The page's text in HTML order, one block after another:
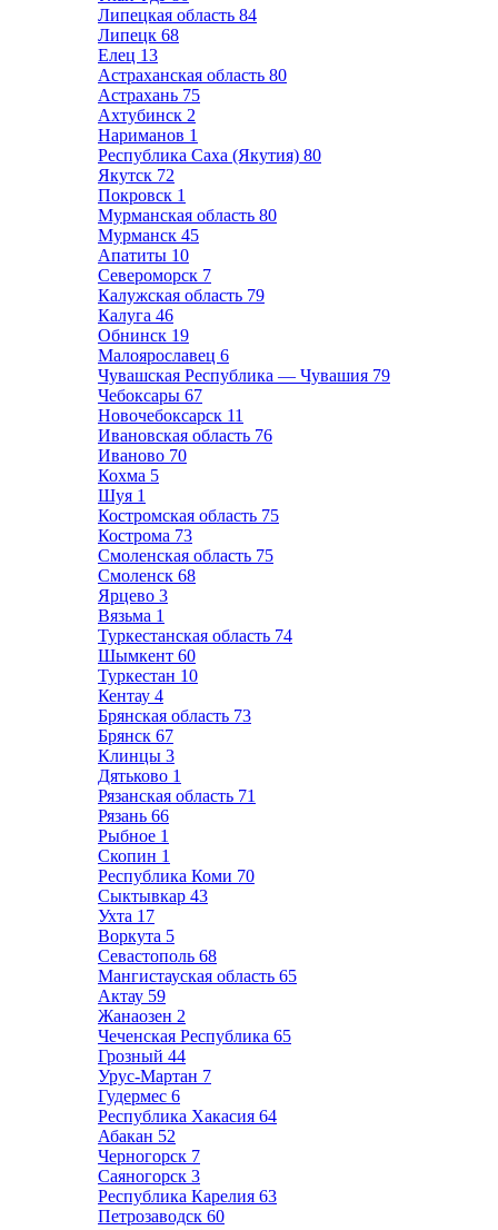
Липецкая область 84
Липецк 68
Елец 13
Астраханская область 80
Астрахань 75
Ахтубинск 2
Нариманов 1
Республика Саха (Якутия) 80
Якутск 72
Покровск 1
Мурманская область 80
Мурманск 45
Апатиты 10
Североморск 7
Калужская область 79
Калуга 46
Обнинск 19
Малоярославец 6
Чувашская Республика — Чувашия 79
Чебоксары 67
Новочебоксарск 11
Ивановская область 76
Иваново 70
Кохма 5
Шуя 1
Костромская область 75
Кострома 73
Смоленская область 75
Смоленск 68
Ярцево 3
Вязьма 1
Туркестанская область 74
Шымкент 60
Туркестан 10
Кентау 4
Брянская область 73
Брянск 67
Клинцы 3
Дятьково 1
Рязанская область 71
Рязань 66
Рыбное 1
Скопин 1
Республика Коми 70
Сыктывкар 43
Ухта 17
Воркута 5
Севастополь 68
Мангистауская область 65
Актау 59
Жанаозен 2
Чеченская Республика 65
Грозный 44
Урус-Мартан 7
Гудермес 6
Республика Хакасия 64
Абакан 52
Черногорск 7
Саяногорск 3
Республика Карелия 63
Петрозаводск 60